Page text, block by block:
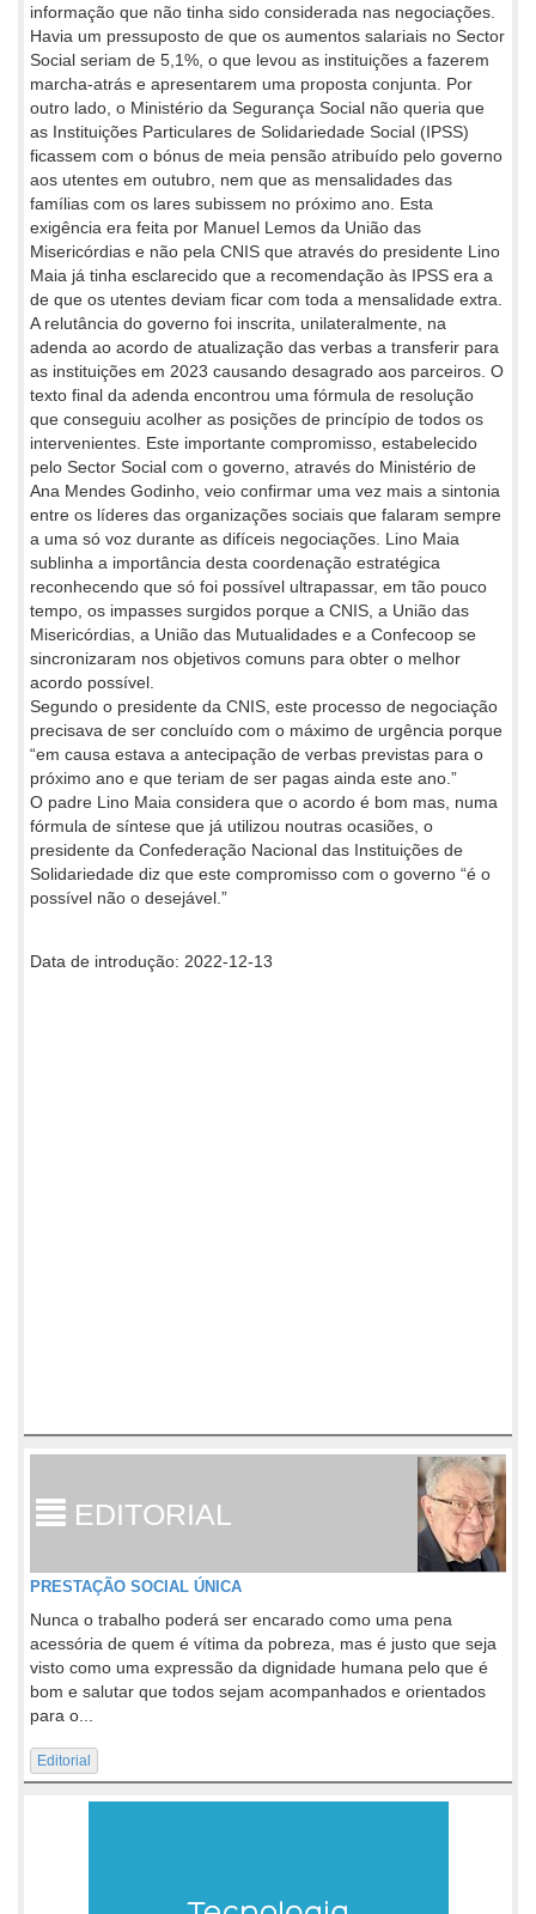
informação que não tinha sido considerada nas negociações.
Havia um pressuposto de que os aumentos salariais no Sector
Social seriam de 5,1%, o que levou as instituições a fazerem
marcha-atrás e apresentarem uma proposta conjunta. Por
outro lado, o Ministério da Segurança Social não queria que
as Instituições Particulares de Solidariedade Social (IPSS)
ficassem com o bónus de meia pensão atribuído pelo governo
aos utentes em outubro, nem que as mensalidades das
famílias com os lares subissem no próximo ano. Esta
exigência era feita por Manuel Lemos da União das
Misericórdias e não pela CNIS que através do presidente Lino
Maia já tinha esclarecido que a recomendação às IPSS era a
de que os utentes deviam ficar com toda a mensalidade extra.
A relutância do governo foi inscrita, unilateralmente, na
adenda ao acordo de atualização das verbas a transferir para
as instituições em 2023 causando desagrado aos parceiros. O
texto final da adenda encontrou uma fórmula de resolução
que conseguiu acolher as posições de princípio de todos os
intervenientes. Este importante compromisso, estabelecido
pelo Sector Social com o governo, através do Ministério de
Ana Mendes Godinho, veio confirmar uma vez mais a sintonia
entre os líderes das organizações sociais que falaram sempre
a uma só voz durante as difíceis negociações. Lino Maia
sublinha a importância desta coordenação estratégica
reconhecendo que só foi possível ultrapassar, em tão pouco
tempo, os impasses surgidos porque a CNIS, a União das
Misericórdias, a União das Mutualidades e a Confecoop se
sincronizaram nos objetivos comuns para obter o melhor
acordo possível.
Segundo o presidente da CNIS, este processo de negociação
precisava de ser concluído com o máximo de urgência porque
“em causa estava a antecipação de verbas previstas para o
próximo ano e que teriam de ser pagas ainda este ano.”
O padre Lino Maia considera que o acordo é bom mas, numa
fórmula de síntese que já utilizou noutras ocasiões, o
presidente da Confederação Nacional das Instituições de
Solidariedade diz que este compromisso com o governo “é o
possível não o desejável.”
Data de introdução: 2022-12-13
EDITORIAL
PRESTAÇÃO SOCIAL ÚNICA
Nunca o trabalho poderá ser encarado como uma pena
acessória de quem é vítima da pobreza, mas é justo que seja
visto como uma expressão da dignidade humana pelo que é
bom e salutar que todos sejam acompanhados e orientados
para o...
Editorial